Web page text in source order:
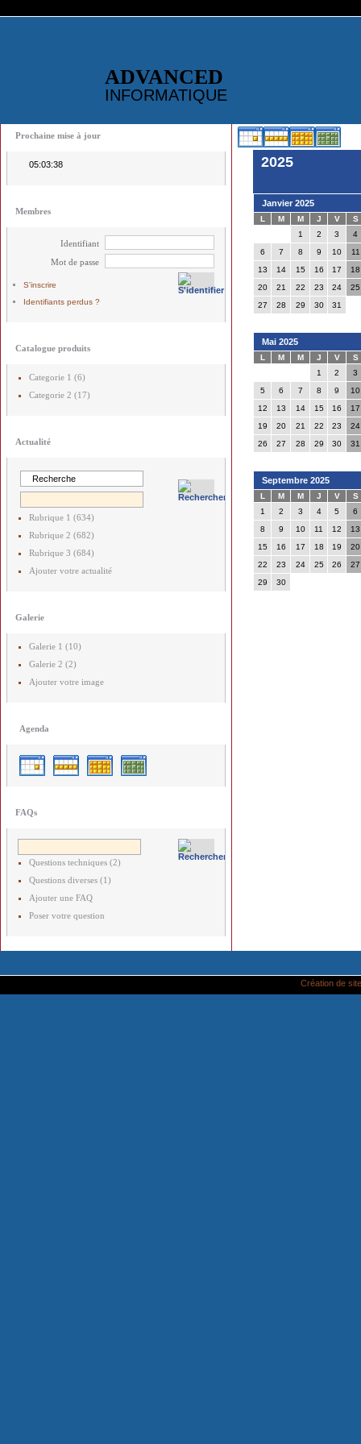
ADVANCED
INFORMATIQUE
Prochaine mise à jour
05:03:38
Membres
Identifiant
Mot de passe
S'inscrire
Identifiants perdus ?
Catalogue produits
Categorie 1 (6)
Categorie 2 (17)
Actualité
Rubrique 1 (634)
Rubrique 2 (682)
Rubrique 3 (684)
Ajouter votre actualité
Galerie
Galerie 1 (10)
Galerie 2 (2)
Ajouter votre image
Agenda
FAQs
Questions techniques (2)
Questions diverses (1)
Ajouter une FAQ
Poser votre question
2025
Janvier 2025
L M M J V
S
1
2 3
4
6
7 8 9 10
11
13
14 15 16 17
18
20
21 22 23 24
25
27
28 29 30 31
Mai 2025
L M M J V
S
1
2
3
5
6 7 8 9
10
12
13 14 15 16
17
19
20 21 22 23
24
26
27 28 29 30 31
Septembre 2025
L M M J V
S
1
2 3 4 5
6
8
9 10 11 12
13
15
16 17 18 19
20
22
23 24 25 26
27
29
30
Création de